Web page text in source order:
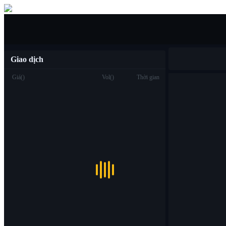
Giao dịch
Giá() Vol () Thời gian